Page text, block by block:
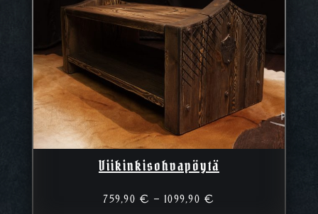
Viikinkisohvapöytä
759,90 € – 1099,90 €